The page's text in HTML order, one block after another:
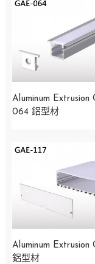
Aluminum Extrusion
064 鋁型材
Aluminum Extrusion
鋁型材